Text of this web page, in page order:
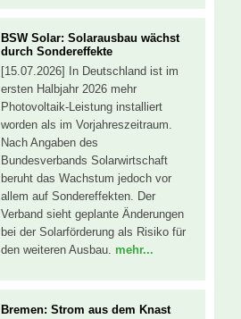
BSW Solar: Solarausbau wächst
durch Sondereffekte
[15.07.2026] In Deutschland ist im
ersten Halbjahr 2026 mehr
Photovoltaik-Leistung installiert
worden als im Vorjahreszeitraum.
Nach Angaben des
Bundesverbands Solarwirtschaft
beruht das Wachstum jedoch vor
allem auf Sondereffekten. Der
Verband sieht geplante Änderungen
bei der Solarförderung als Risiko für
den weiteren Ausbau. mehr...
Bremen: Strom aus dem Knast